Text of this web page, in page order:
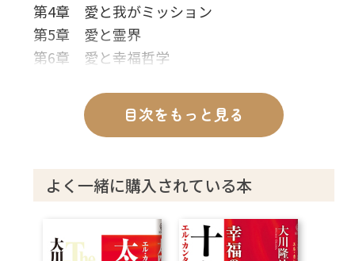
第4章 愛と我がミッション
第5章 愛と霊界
第6章 愛と幸福哲学
あとがき
目次をもっと見る
よく一緒に購入されている本